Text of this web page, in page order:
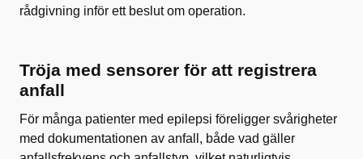
rådgivning inför ett beslut om operation.
Tröja med sensorer för att registrera
anfall
För många patienter med epilepsi föreligger svårigheter
med dokumentationen av anfall, både vad gäller